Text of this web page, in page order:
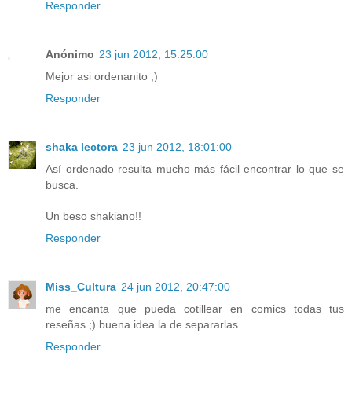
Responder
Anónimo 23 jun 2012, 15:25:00
Mejor asi ordenanito ;)
Responder
shaka lectora 23 jun 2012, 18:01:00
Así ordenado resulta mucho más fácil encontrar lo que se
busca.
Un beso shakiano!!
Responder
Miss_Cultura 24 jun 2012, 20:47:00
me encanta que pueda cotillear en comics todas tus
reseñas ;) buena idea la de separarlas
Responder